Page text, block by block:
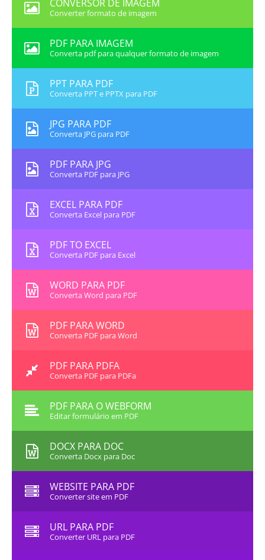
CONVERSOR DE IMAGEM
Converter formato de imagem
PDF PARA IMAGEM
Converta pdf para qualquer formato de imagem
PPT PARA PDF
Converta PPT e PPTX para PDF
JPG PARA PDF
Converta JPG para PDF
PDF PARA JPG
Converta PDF para JPG
EXCEL PARA PDF
Converta Excel para PDF
PDF TO EXCEL
Converta PDF para Excel
WORD PARA PDF
Converta Word para PDF
PDF PARA WORD
Converta PDF para Word
PDF PARA PDFA
Converta PDF para PDFa
PDF PARA O WEBFORM
Editar formulário em PDF
DOCX PARA DOC
Converta Docx para Doc
WEBSITE PARA PDF
Converter site em PDF
URL PARA PDF
Converter URL para PDF